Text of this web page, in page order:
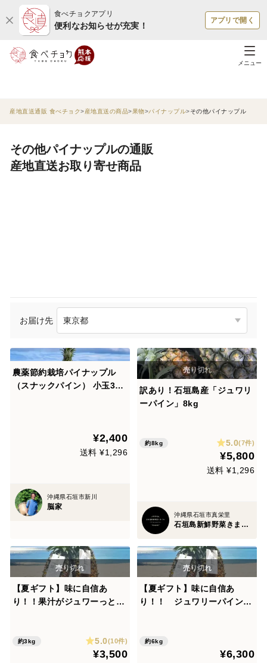
食べチョクアプリ
便利なお知らせが充実！
アプリで開く
メニュー
産地直送通販 食べチョク 産地直送の商品 果物 パイナップル その他パイナップル
その他パイナップルの通販
産地直送お取り寄せ商品
お届け先
農薬節約栽培パイナップル
（スナックパイン） 小玉3個
¥2,400
送料 ¥1,296
沖縄県石垣市新川
脳家
訳あり！石垣島産「ジュワリ
ーパイン」8kg
約8kg 5.0(7件)
¥5,800
送料 ¥1,296
沖縄県石垣市真栄里
石垣島新鮮野菜きまぐれ〜kimagure〜
【夏ギフト】味に自信あ
り！！果汁がジュワーっと！
約3kg 5.0(10件)
¥3,500
【夏ギフト】味に自信あ
り！！ ジュワリーパイン
約6kg
¥6,300